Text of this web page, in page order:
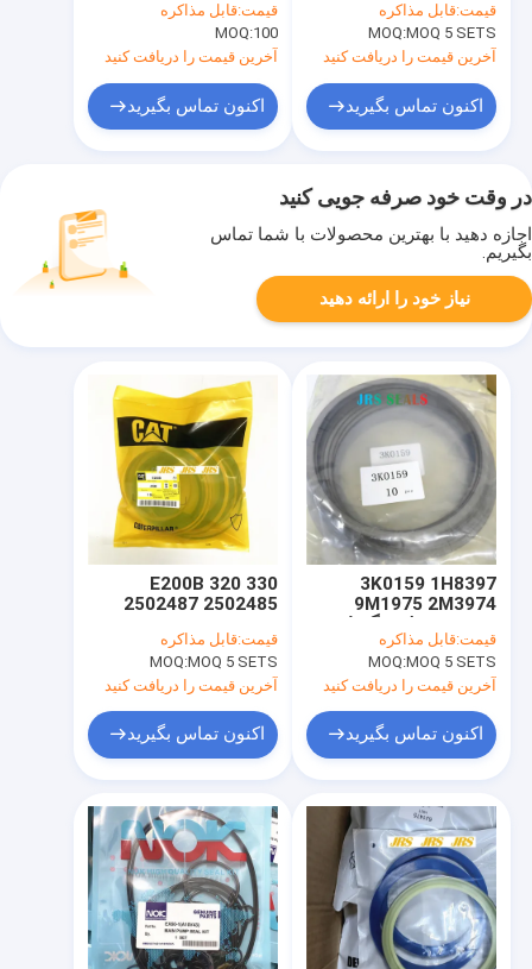
7X2710 7X2698
7X2699 7X2697
7X2740 7X2752
قیمت:قابل مذاکره
MOQ:100
آخرین قیمت را دریافت کنید
اکنون تماس بگیرید
6J9733 5J3616
6J6917 6J9178
8J6070 6J6736
قیمت:قابل مذاکره
MOQ:MOQ 5 SETS
آخرین قیمت را دریافت کنید
اکنون تماس بگیرید
در وقت خود صرفه جویی کنید
اجازه دهید با بهترین محصولات با شما تماس
بگیریم.
نیاز خود را ارائه دهید
E200B 320 330
2502487 2502485
1997424 سطل بازو بوم
سیلندر کیت مهر و موم
مرکز Join Seal Kit برای
قیمت:قابل مذاکره
MOQ:MOQ 5 SETS
آخرین قیمت را دریافت کنید
اکنون تماس بگیرید
3K0159 1H8397
9M1975 2M3974
تجهیزات سنگین
قیمت:قابل مذاکره
MOQ:MOQ 5 SETS
آخرین قیمت را دریافت کنید
اکنون تماس بگیرید